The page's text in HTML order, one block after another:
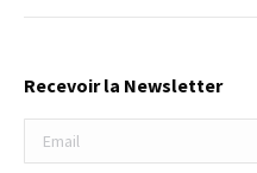
Recevoir la Newsletter